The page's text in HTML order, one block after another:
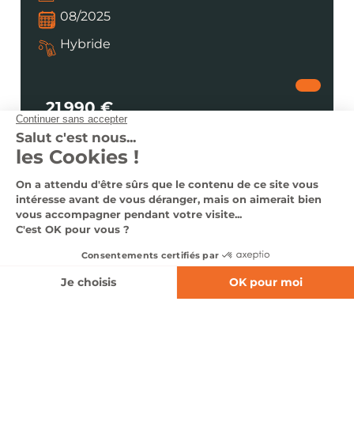
Nous contacter
0366140344
08/2025
Hybride
21 990 €
dès 283 €